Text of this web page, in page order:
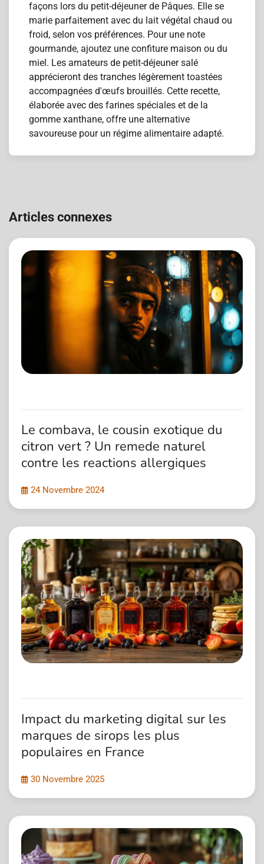
façons lors du petit-déjeuner de Pâques. Elle se
marie parfaitement avec du lait végétal chaud ou
froid, selon vos préférences. Pour une note
gourmande, ajoutez une confiture maison ou du
miel. Les amateurs de petit-déjeuner salé
apprécieront des tranches légèrement toastées
accompagnées d'œufs brouillés. Cette recette,
élaborée avec des farines spéciales et de la
gomme xanthane, offre une alternative
savoureuse pour un régime alimentaire adapté.
de
Articles connexes
Le combava, le cousin exotique du
citron vert ? Un remede naturel
contre les reactions allergiques
24 Novembre 2024
Impact du marketing digital sur les
marques de sirops les plus
populaires en France
30 Novembre 2025